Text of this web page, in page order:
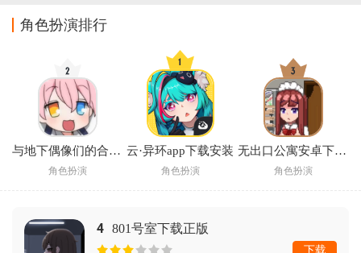
角色扮演排行
与地下偶像们的合宿生活手游
角色扮演
云·异环app下载安装
角色扮演
无出口公寓安卓下载汉化版2026
角色扮演
4 801号室下载正版
下载